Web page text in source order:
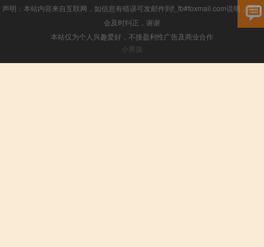
声明：本站内容来自互联网，如信息有错误可发邮件到f_fb#foxmail.com说明，我们
会及时纠正，谢谢
本站仅为个人兴趣爱好，不接盈利性广告及商业合作
小男孩